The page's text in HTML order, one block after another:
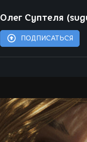
Олег Суптеля
ПОДПИСАТЬСЯ